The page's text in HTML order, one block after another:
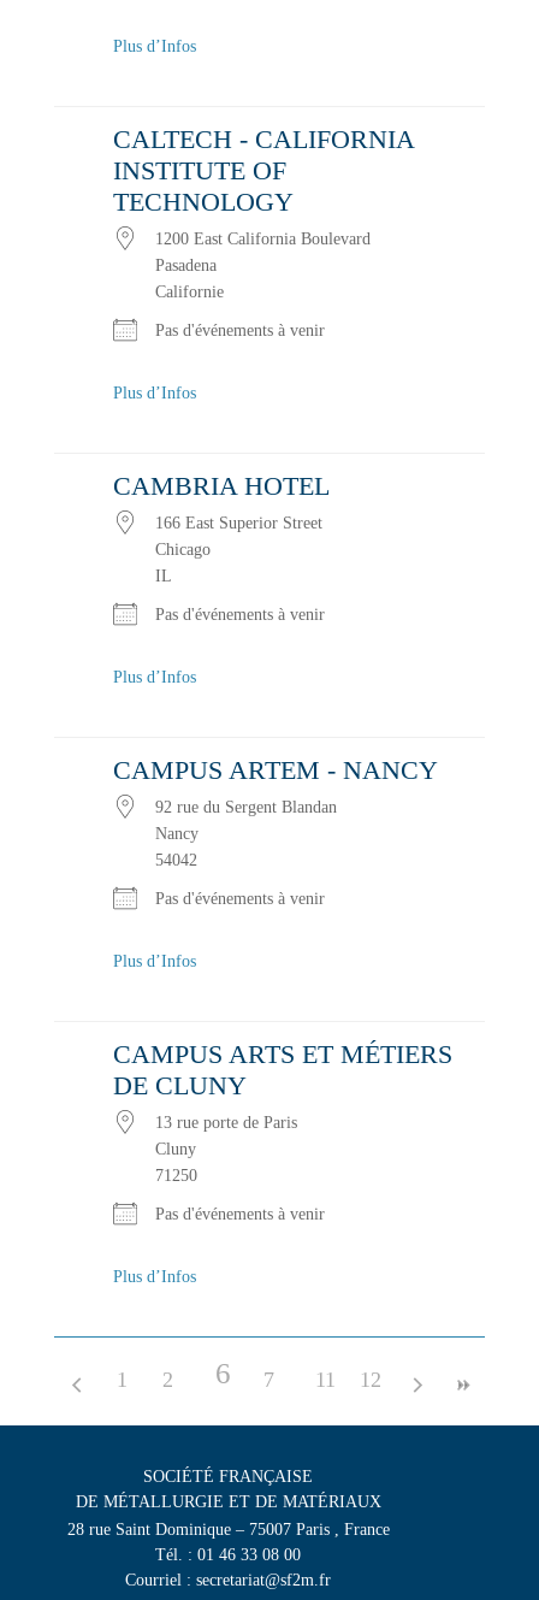
Plus d’Infos
CALTECH - CALIFORNIA
INSTITUTE OF
TECHNOLOGY
1200 East California Boulevard
Pasadena
Californie
Pas d'événements à venir
Plus d’Infos
CAMBRIA HOTEL
166 East Superior Street
Chicago
IL
Pas d'événements à venir
Plus d’Infos
CAMPUS ARTEM - NANCY
92 rue du Sergent Blandan
Nancy
54042
Pas d'événements à venir
Plus d’Infos
CAMPUS ARTS ET MÉTIERS
DE CLUNY
13 rue porte de Paris
Cluny
71250
Pas d'événements à venir
Plus d’Infos
1 2 3 4
6 7 8 9 10
11 12
SOCIÉTÉ FRANÇAISE
DE MÉTALLURGIE ET DE MATÉRIAUX
28 rue Saint Dominique – 75007 Paris , France
Tél. : 01 46 33 08 00
Courriel : secretariat@sf2m.fr